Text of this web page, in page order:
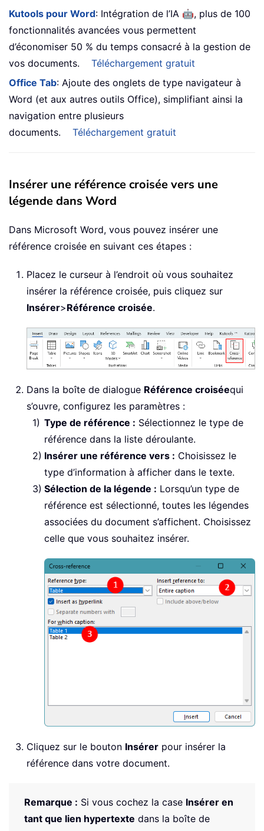
Kutools pour Word: Intégration de l’IA 🤖, plus de 100
fonctionnalités avancées vous permettent
d’économiser 50 % du temps consacré à la gestion de
vos documents.
Téléchargement gratuit
Office Tab: Ajoute des onglets de type navigateur à
Word (et aux autres outils Office), simplifiant ainsi la
navigation entre plusieurs
documents.
Téléchargement gratuit
Insérer une référence croisée vers une
légende dans Word
Dans Microsoft Word, vous pouvez insérer une
référence croisée en suivant ces étapes :
Placez le curseur à l’endroit où vous souhaitez
insérer la référence croisée, puis cliquez sur
Insérer>Référence croisée.
Dans la boîte de dialogue Référence croiséequi
s’ouvre, configurez les paramètres :
Type de référence : Sélectionnez le type de
référence dans la liste déroulante.
Insérer une référence vers : Choisissez le
type d’information à afficher dans le texte.
Sélection de la légende : Lorsqu’un type de
référence est sélectionné, toutes les légendes
associées du document s’affichent. Choisissez
celle que vous souhaitez insérer.
Cliquez sur le bouton Insérer pour insérer la
référence dans votre document.
Remarque : Si vous cochez la case Insérer en
tant que lien hypertexte dans la boîte de